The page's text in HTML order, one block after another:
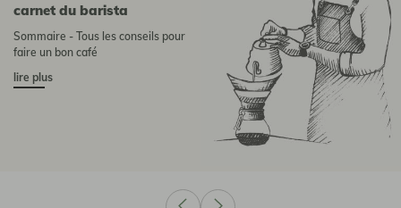
Carnet du barista
Sommaire - Tous les conseils pour
faire un bon café
lire plus